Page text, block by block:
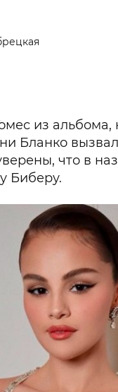
из альбома,
Бланко
что в
Биберу.